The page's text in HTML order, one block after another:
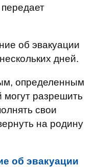
об эвакуации
дней.
определенным
разрешить
свои
на родину
об эвакуации